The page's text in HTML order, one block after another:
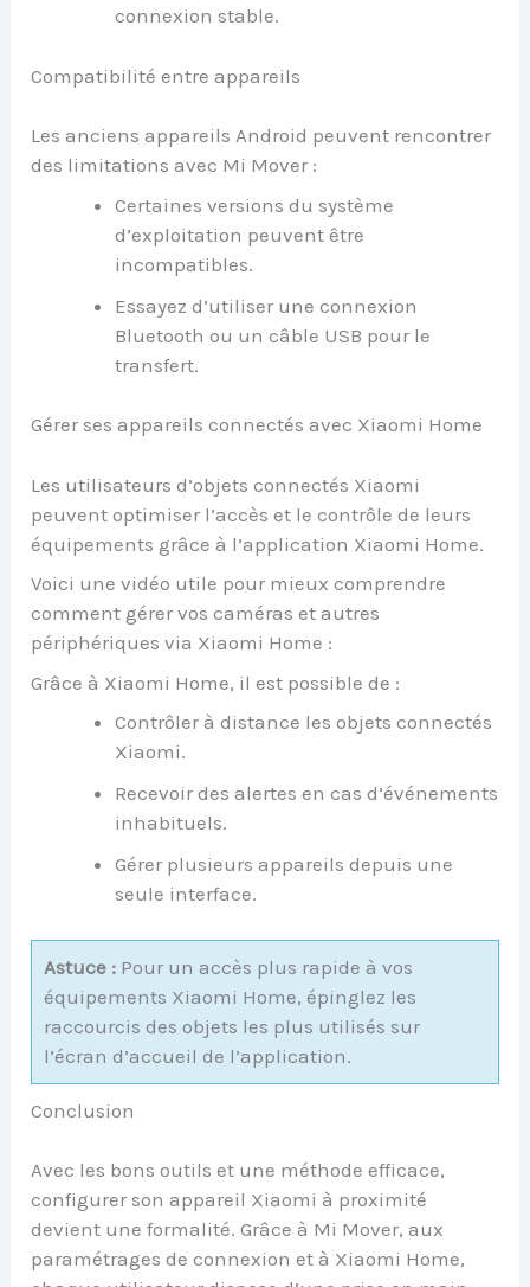
connexion stable.
Compatibilité entre appareils
Les anciens appareils Android peuvent rencontrer
des limitations avec Mi Mover :
Certaines versions du système
d’exploitation peuvent être
incompatibles.
Essayez d’utiliser une connexion
Bluetooth ou un câble USB pour le
transfert.
Gérer ses appareils connectés avec Xiaomi Home
Les utilisateurs d’objets connectés Xiaomi
peuvent optimiser l’accès et le contrôle de leurs
équipements grâce à l’application Xiaomi Home.
Voici une vidéo utile pour mieux comprendre
comment gérer vos caméras et autres
périphériques via Xiaomi Home :
Grâce à Xiaomi Home, il est possible de :
Contrôler à distance les objets connectés
Xiaomi.
Recevoir des alertes en cas d’événements
inhabituels.
Gérer plusieurs appareils depuis une
seule interface.
Astuce : Pour un accès plus rapide à vos
équipements Xiaomi Home, épinglez les
raccourcis des objets les plus utilisés sur
l’écran d’accueil de l’application.
Conclusion
Avec les bons outils et une méthode efficace,
configurer son appareil Xiaomi à proximité
devient une formalité. Grâce à Mi Mover, aux
paramétrages de connexion et à Xiaomi Home,